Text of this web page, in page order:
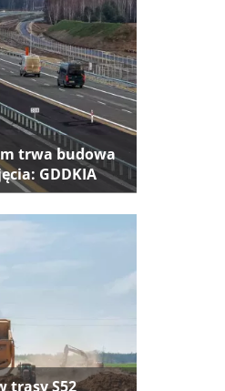
trwa budowa
GDDKIA
trasy S52